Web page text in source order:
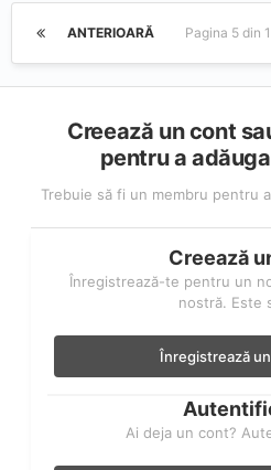
ANTERIOARĂ Pagina 5 din
Creează un cont
pentru a
Trebuie să fi un membru pentru
Creează
Înregistrează-te pentru un
nostră. Este
Înregistrează
Ai deja un cont?